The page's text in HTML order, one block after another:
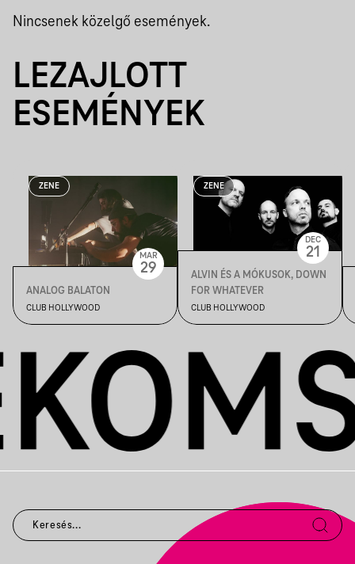
Nincsenek közelgő események.
LEZAJLOTT
ESEMÉNYEK
ZENE
ANALOG BALATON
CLUB HOLLYWOOD
MAR
29
ZENE
ALVIN ÉS A MÓKUSOK, DOWN
FOR WHATEVER
CLUB HOLLYWOOD
DEC
21